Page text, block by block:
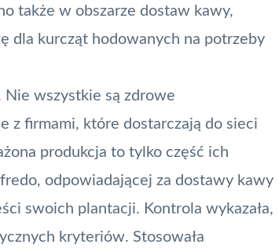
także w obszarze dostaw kawy,
dla kurcząt hodowanych na potrzeby
Nie wszystkie są zdrowe
z firmami, które dostarczają do sieci
produkcja to tylko część ich
odpowiadającej za dostawy kawy
swoich plantacji. Kontrola wykazała,
kryteriów. Stosowała